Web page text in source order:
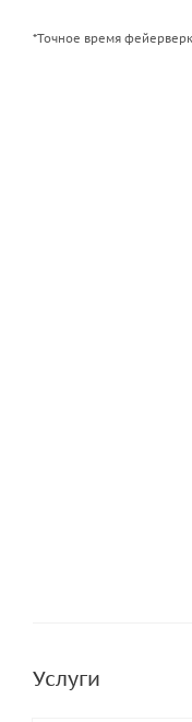
*Точное время
Услуги